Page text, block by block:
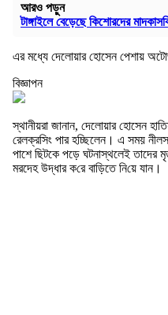
আরও পড়ুন
টাঙ্গাইলে বেড়েছে কিশোরদের
এর মধ্যে দেলোয়ার হোসেন পেশায়
বিজ্ঞাপন
স্থানীয়রা জানান, দেলোয়ার হোসেন
রেলক্রসিং পার হচ্ছিলেন। এ সময়
পাশে ছিটকে পড়ে ঘটনাস্থলেই তাদের
মরদেহ উদ্ধার ক‌রে বাড়িতে নি‌য়ে যান।